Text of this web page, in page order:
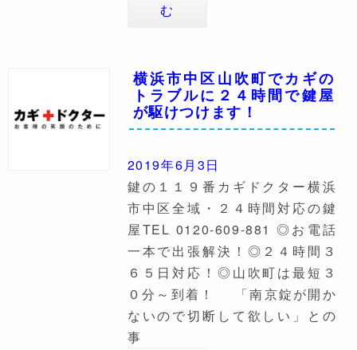
む
横浜市中区山吹町でカギの
トラブルに２４時間で鍵屋
が駆けつけます！
2019年6月3日
鍵の１１９番カギドクター横浜
市中区全域・２４時間対応の鍵
屋TEL 0120-609-881 ◎お電話
一本で出張解決！◎２４時間３
６５日対応！◎山吹町は最短３
０分～到着！ 「南京錠が開か
ないので切断して欲しい」との
事